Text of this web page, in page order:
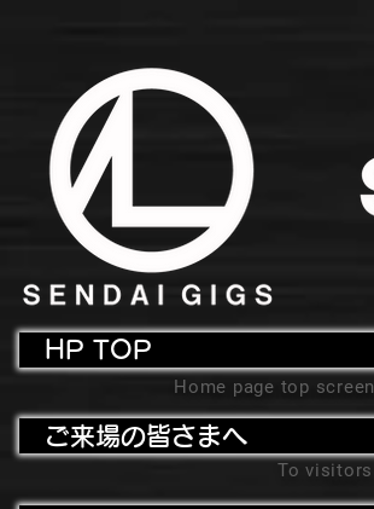
HP TOP
Home page top screen
ご来場の皆さまへ
To visitors